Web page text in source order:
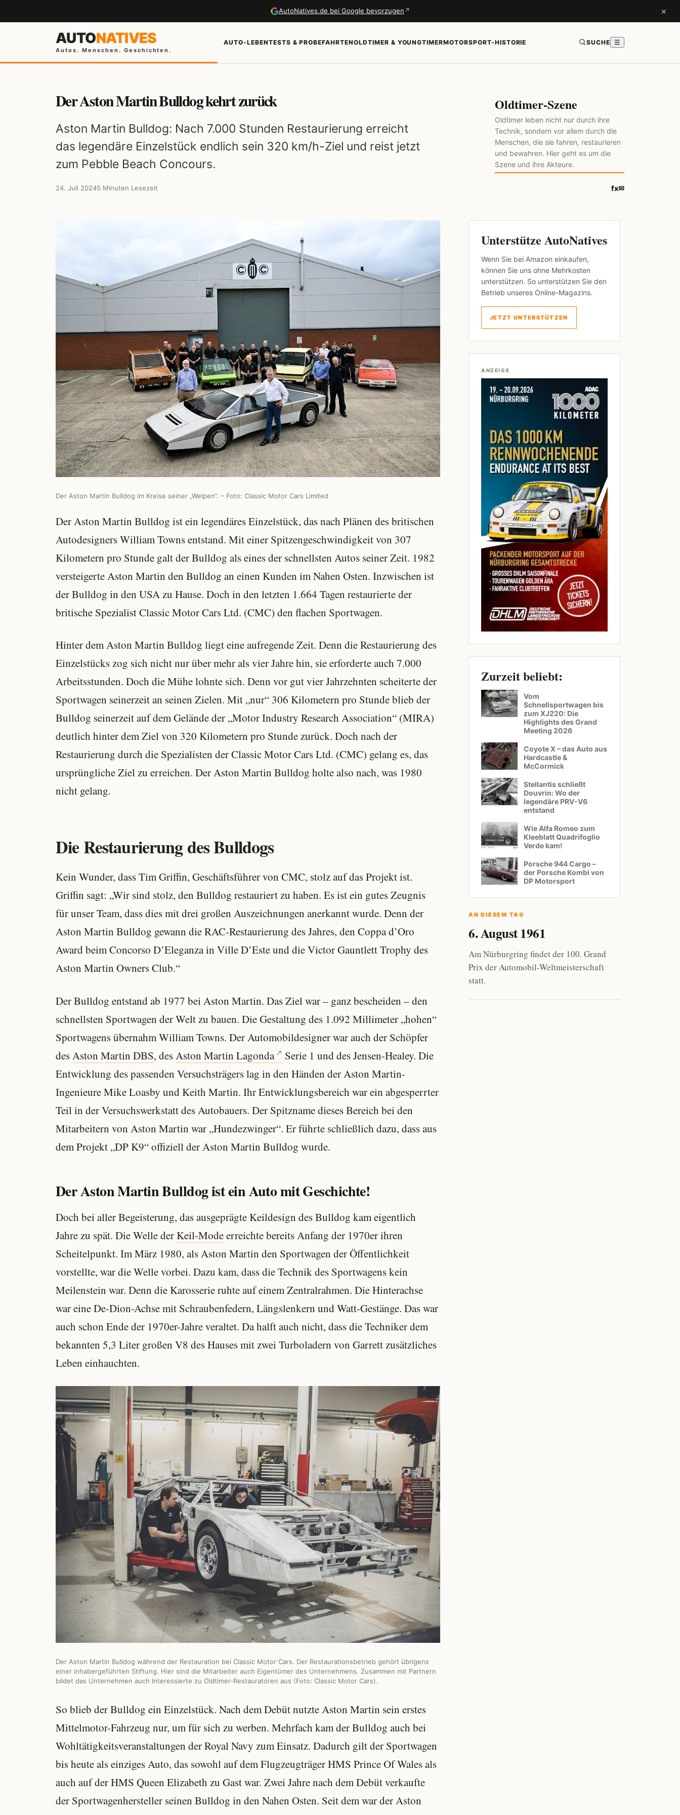
AutoNatives.de bei Google bevorzugen ↗ ×
AUTONATIVES
Autos. Menschen. Geschichten.
AUTO-LEBENTESTS & PROBEFAHRTENOLDTIMER & YOUNGTIMERMOTORSPORT-HISTORIE SUCHE ☰
Der Aston Martin Bulldog kehrt zurück
Aston Martin Bulldog: Nach 7.000 Stunden Restaurierung erreicht
das legendäre Einzelstück endlich sein 320 km/h-Ziel und reist jetzt
zum Pebble Beach Concours.
Oldtimer-Szene
Oldtimer leben nicht nur durch ihre
Technik, sondern vor allem durch die
Menschen, die sie fahren, restaurieren
und bewahren. Hier geht es um die
Szene und ihre Akteure.
24. Juli 20245 Minuten Lesezeit fx✉
Der Aston Martin Bulldog im Kreise seiner „Welpen“. – Foto: Classic Motor Cars Limited
Der Aston Martin Bulldog ist ein legendäres Einzelstück, das nach Plänen des britischen
Autodesigners William Towns entstand. Mit einer Spitzengeschwindigkeit von 307
Kilometern pro Stunde galt der Bulldog als eines der schnellsten Autos seiner Zeit. 1982
versteigerte Aston Martin den Bulldog an einen Kunden im Nahen Osten. Inzwischen ist
der Bulldog in den USA zu Hause. Doch in den letzten 1.664 Tagen restaurierte der
britische Spezialist Classic Motor Cars Ltd. (CMC) den flachen Sportwagen.
Hinter dem Aston Martin Bulldog liegt eine aufregende Zeit. Denn die Restaurierung des
Einzelstücks zog sich nicht nur über mehr als vier Jahre hin, sie erforderte auch 7.000
Arbeitsstunden. Doch die Mühe lohnte sich. Denn vor gut vier Jahrzehnten scheiterte der
Sportwagen seinerzeit an seinen Zielen. Mit „nur“ 306 Kilometern pro Stunde blieb der
Bulldog seinerzeit auf dem Gelände der „Motor Industry Research Association“ (MIRA)
deutlich hinter dem Ziel von 320 Kilometern pro Stunde zurück. Doch nach der
Restaurierung durch die Spezialisten der Classic Motor Cars Ltd. (CMC) gelang es, das
ursprüngliche Ziel zu erreichen. Der Aston Martin Bulldog holte also nach, was 1980
nicht gelang.
Die Restaurierung des Bulldogs
Kein Wunder, dass Tim Griffin, Geschäftsführer von CMC, stolz auf das Projekt ist.
Griffin sagt: „Wir sind stolz, den Bulldog restauriert zu haben. Es ist ein gutes Zeugnis
für unser Team, dass dies mit drei großen Auszeichnungen anerkannt wurde. Denn der
Aston Martin Bulldog gewann die RAC-Restaurierung des Jahres, den Coppa d’Oro
Award beim Concorso D’Eleganza in Ville D’Este und die Victor Gauntlett Trophy des
Aston Martin Owners Club.“
Der Bulldog entstand ab 1977 bei Aston Martin. Das Ziel war – ganz bescheiden – den
schnellsten Sportwagen der Welt zu bauen. Die Gestaltung des 1.092 Millimeter „hohen“
Sportwagens übernahm William Towns. Der Automobildesigner war auch der Schöpfer
des Aston Martin DBS, des Aston Martin Lagonda
Serie 1 und des Jensen-Healey. Die
Entwicklung des passenden Versuchsträgers lag in den Händen der Aston Martin-
Ingenieure Mike Loasby und Keith Martin. Ihr Entwicklungsbereich war ein abgesperrter
Teil in der Versuchswerkstatt des Autobauers. Der Spitzname dieses Bereich bei den
Mitarbeitern von Aston Martin war „Hundezwinger“. Er führte schließlich dazu, dass aus
dem Projekt „DP K9“ offiziell der Aston Martin Bulldog wurde.
Der Aston Martin Bulldog ist ein Auto mit Geschichte!
Doch bei aller Begeisterung, das ausgeprägte Keildesign des Bulldog kam eigentlich
Jahre zu spät. Die Welle derKeil-Modeerreichte bereits Anfang der 1970er ihren
Scheitelpunkt. Im März 1980, als Aston Martin den Sportwagen der Öffentlichkeit
vorstellte, war die Welle vorbei. Dazu kam, dass die Technik des Sportwagens kein
Meilenstein war. Denn die Karosserie ruhte auf einem Zentralrahmen. Die Hinterachse
war eine De-Dion-Achse mit Schraubenfedern, Längslenkern und Watt-Gestänge. Das war
auch schon Ende der 1970er-Jahre veraltet. Da halft auch nicht, dass die Techniker dem
bekannten 5,3 Liter großen V8 des Hauses mit zwei Turboladern von Garrett zusätzliches
Leben einhauchten.
Der Aston Martin Bulldog während der Restauration bei Classic Motor Cars. Der Restaurationsbetrieb gehört übrigens
einer inhabergeführten Stiftung. Hier sind die Mitarbeiter auch Eigentümer des Unternehmens. Zusammen mit Partnern
bildet das Unternehmen auch Interessierte zu Oldtimer-Restauratoren aus (Foto: Classic Motor Cars).
So blieb der Bulldog ein Einzelstück. Nach dem Debüt nutzte Aston Martin sein erstes
Mittelmotor-Fahrzeug nur, um für sich zu werben. Mehrfach kam der Bulldog auch bei
Wohltätigkeitsveranstaltungen der Royal Navy zum Einsatz. Dadurch gilt der Sportwagen
bis heute als einziges Auto, das sowohl auf dem Flugzeugträger HMS Prince Of Wales als
auch auf der HMS Queen Elizabeth zu Gast war. Zwei Jahre nach dem Debüt verkaufte
der Sportwagenhersteller seinen Bulldog in den Nahen Osten. Seit dem war der Aston
Unterstütze AutoNatives
Wenn Sie bei Amazon einkaufen,
können Sie uns ohne Mehrkosten
unterstützen. So unterstützen Sie den
Betrieb unseres Online-Magazins.
JETZT UNTERSTÜTZEN
ANZEIGE
Zurzeit beliebt:
Vom
Schnellsportwagen bis
zum XJ220: Die
Highlights des Grand
Meeting 2026
Coyote X – das Auto aus
Hardcastle &
McCormick
Stellantis schließt
Douvrin: Wo der
legendäre PRV-V6
entstand
Wie Alfa Romeo zum
Kleeblatt Quadrifoglio
Verde kam!
Porsche 944 Cargo –
der Porsche Kombi von
DP Motorsport
AN DIESEM TAG
6. August 1961
Am Nürburgring findet der 100. Grand
Prix der Automobil-Weltmeisterschaft
statt.